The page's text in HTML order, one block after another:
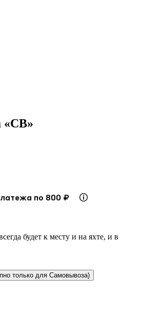
«СВ»
по 800 ₽
будет к месту и на яхте, и в
только для Самовывоза)